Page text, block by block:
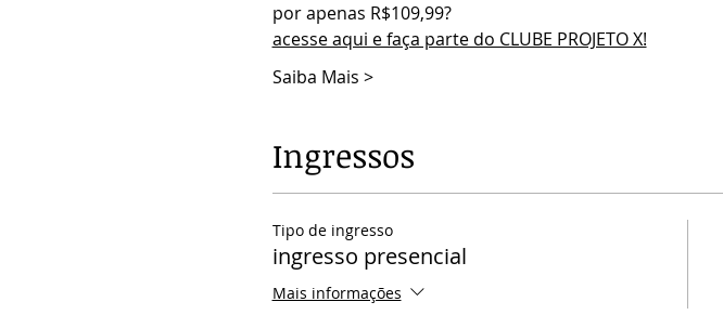
por apenas R$109,99?
acesse aqui e faça parte do CLUBE PROJETO X!
Saiba Mais >
Ingressos
Tipo de ingresso
ingresso presencial
Mais informações